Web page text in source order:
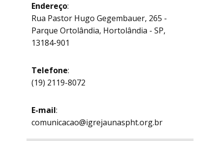
Endereço:
Rua Pastor Hugo Gegembauer, 265 -
Parque Ortolândia, Hortolândia - SP,
13184-901
Telefone:
(19) 2119-8072
E-mail:
comunicacao@igrejaunaspht.org.br